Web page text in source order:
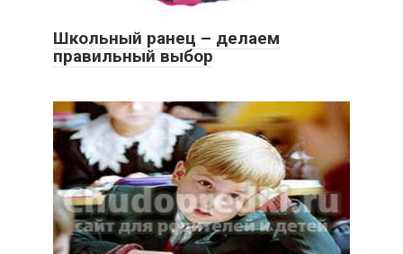
Школьный ранец – делаем
правильный выбор